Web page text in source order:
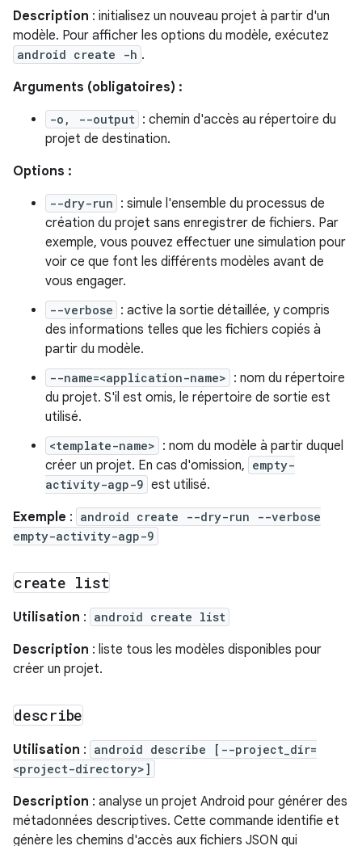
Description : initialisez un nouveau projet à partir d'un
modèle. Pour afficher les options du modèle, exécutez
android create -h .
Arguments (obligatoires) :
-o, --output : chemin d'accès au répertoire du
projet de destination.
Options :
--dry-run : simule l'ensemble du processus de
création du projet sans enregistrer de fichiers. Par
exemple, vous pouvez effectuer une simulation pour
voir ce que font les différents modèles avant de
vous engager.
--verbose : active la sortie détaillée, y compris
des informations telles que les fichiers copiés à
partir du modèle.
--name=<application-name> : nom du répertoire
du projet. S'il est omis, le répertoire de sortie est
utilisé.
<template-name> : nom du modèle à partir duquel
créer un projet. En cas d'omission, empty-
activity-agp-9 est utilisé.
Exemple : android create --dry-run --verbose
empty-activity-agp-9
create list
Utilisation : android create list
Description : liste tous les modèles disponibles pour
créer un projet.
describe
Utilisation : android describe [--project_dir=
<project-directory>]
Description : analyse un projet Android pour générer des
métadonnées descriptives. Cette commande identifie et
génère les chemins d'accès aux fichiers JSON qui